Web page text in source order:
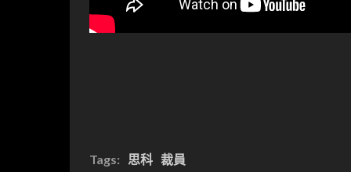
Tags: 思科 裁員